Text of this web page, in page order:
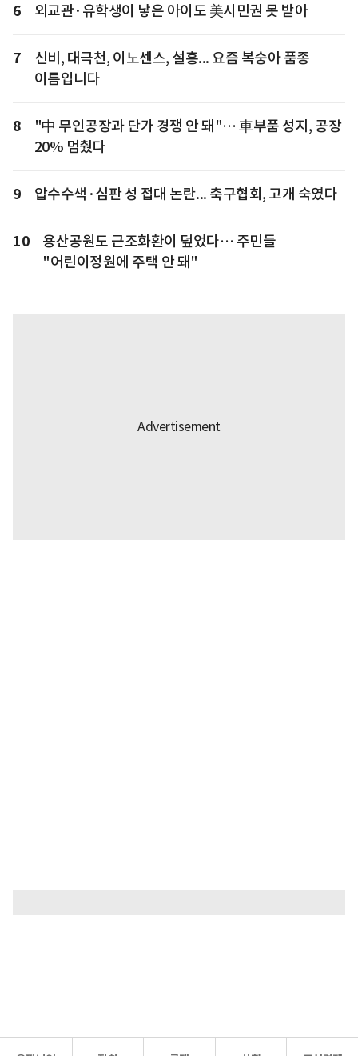
6 외교관·유학생이 낳은 아이도 美시민권 못 받아
7
신비, 대극천, 이노센스, 설홍... 요즘 복숭아 품종
이름입니다
8
"中 무인공장과 단가 경쟁 안 돼"… 車부품 성지, 공장
20% 멈췄다
9 압수수색·심판 성 접대 논란... 축구협회, 고개 숙였다
10
용산공원도 근조화환이 덮었다… 주민들
"어린이정원에 주택 안 돼"